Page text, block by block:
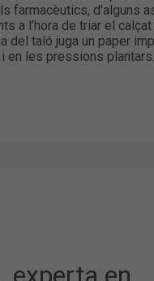
farmacèutics, d’alguns
a l’hora de triar el calçat
del taló juga un paper
en les pressions plantars.